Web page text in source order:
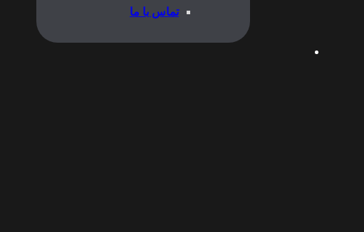
تماس با ما